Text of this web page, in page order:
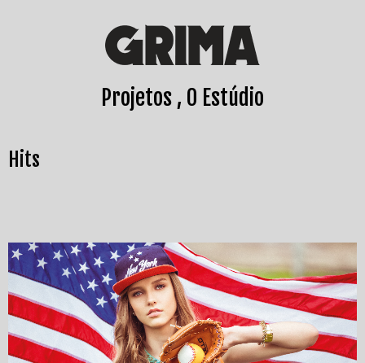
Projetos O Estúdio
Hits